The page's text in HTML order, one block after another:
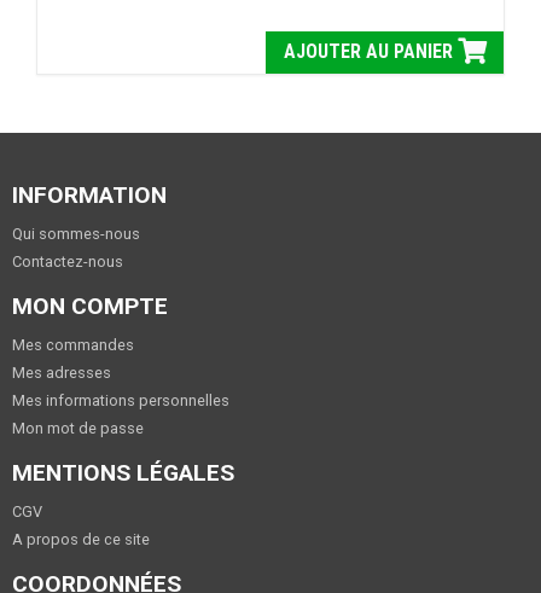
AJOUTER AU PANIER
INFORMATION
Qui sommes-nous
Contactez-nous
MON COMPTE
Mes commandes
Mes adresses
Mes informations personnelles
Mon mot de passe
MENTIONS LÉGALES
CGV
A propos de ce site
COORDONNÉES